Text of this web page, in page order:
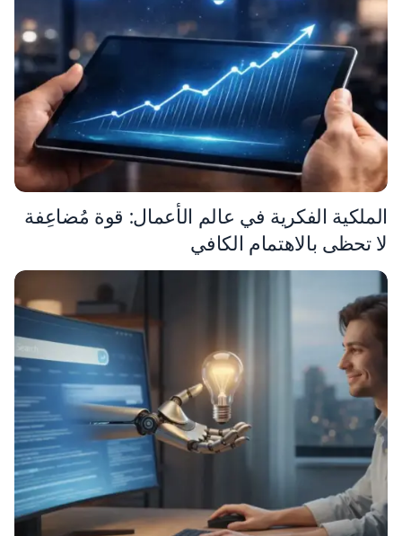
الملكية الفكرية في عالم الأعمال: قوة مُضاعِفة
لا تحظى بالاهتمام الكافي